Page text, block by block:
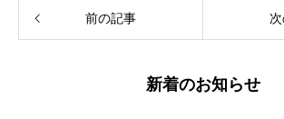
前の記事
新着のお知らせ